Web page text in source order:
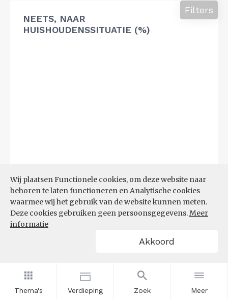
Thema's Verdieping Zoek Meer
Wij plaatsen Functionele cookies, om deze website naar
behoren te laten functioneren en Analytische cookies
waarmee wij het gebruik van de website kunnen meten.
Deze cookies gebruiken geen persoonsgegevens.Meer
informatie
Akkoord
NEETS, NAAR
HUISHOUDENSSITUATIE (%)
Filters